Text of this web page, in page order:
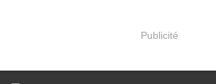
Publicité